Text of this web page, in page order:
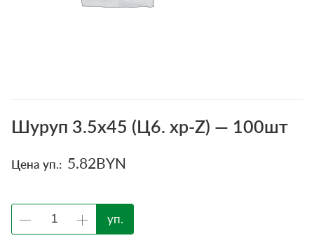
Шуруп 3.5х45 (Ц6. хр-Z) — 100шт
Цена уп.: 5.82BYN
уп.